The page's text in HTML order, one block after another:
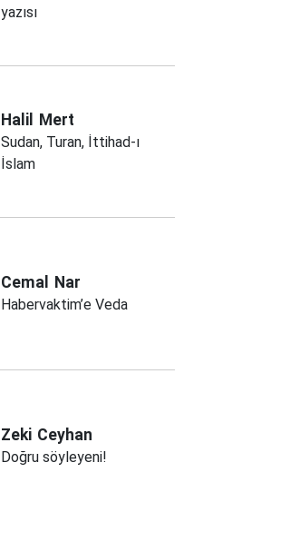
yazısı
Halil Mert
Sudan, Turan, İttihad-ı
İslam
Cemal Nar
Habervaktim’e Veda
Zeki Ceyhan
Doğru söyleyeni!